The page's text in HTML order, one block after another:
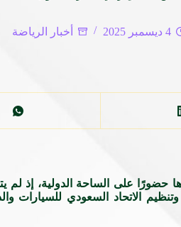
4 ديسمبر 2025 أخبار الرياضة
الاتحاد السعودي للسيارات